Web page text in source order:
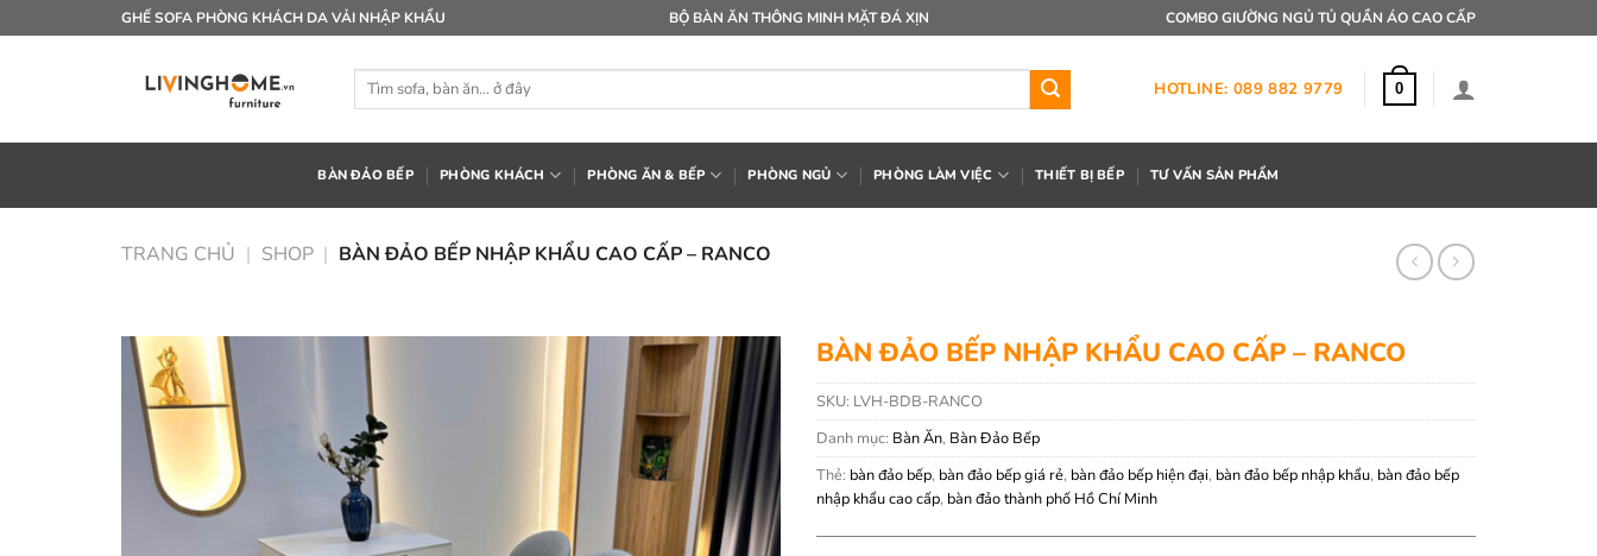
qua
GHẾ SOFA PHÒNG KHÁCH DA VẢI NHẬP KHẨU BỘ BÀN ĂN THÔNG MINH MẶT ĐÁ XỊN COMBO GIƯỜNG NGỦ TỦ QUẦN ÁO CAO CẤP
Tìm
HOTLINE: 089 882 9779 0
BÀN ĐẢO BẾP PHÒNG KHÁCH PHÒNG ĂN & BẾP PHÒNG NGỦ PHÒNG LÀM VIỆC THIẾT BỊ BẾP TƯ VẤN SẢN PHẨM
TRANG CHỦ | SHOP | BÀN ĐẢO BẾP NHẬP KHẨU CAO CẤP – RANCO
BÀN ĐẢO BẾP NHẬP KHẨU CAO CẤP – RANCO
SKU: LVH-BDB-RANCO
Danh mục: Bàn Ăn, Bàn Đảo Bếp
Thẻ: bàn đảo bếp, bàn đảo bếp giá rẻ, bàn đảo bếp hiện đại, bàn đảo bếp nhập khẩu, bàn đảo bếp
nhập khẩu cao cấp, bàn đảo thành phố Hồ Chí Minh